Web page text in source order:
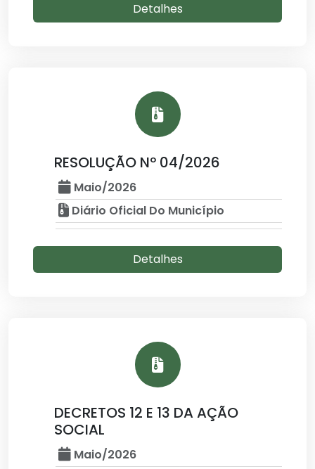
Detalhes
RESOLUÇÃO Nº 04/2026
Maio/2026
Diário Oficial Do Município
Detalhes
DECRETOS 12 E 13 DA AÇÃO
SOCIAL
Maio/2026